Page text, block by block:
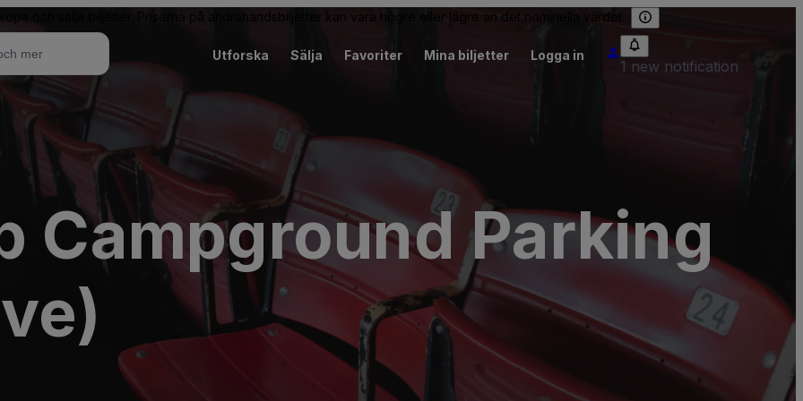
och sälja biljetter. Priserna på andrahandsbiljetter kan vara högre eller lägre än det nominella värdet.
Utforska Sälja Favoriter Mina biljetter Logga in
1 new notification
Campground Parking